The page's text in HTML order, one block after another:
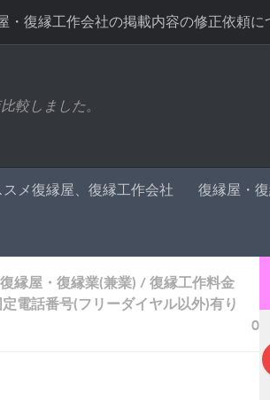
・復縁工作会社の掲載内容の修正依頼に
商標と契約書編
較しました。
スメ復縁屋、復縁工作会社 復縁屋・
復縁屋・復縁業(兼業) / 復縁工作料金
電話番号(フリーダイヤル以外)有り
0